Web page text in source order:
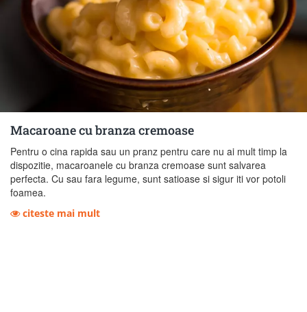
Macaroane cu branza cremoase
Pentru o cina rapida sau un pranz pentru care nu ai mult timp la
dispozitie, macaroanele cu branza cremoase sunt salvarea
perfecta. Cu sau fara legume, sunt satioase si sigur iti vor potoli
foamea.
citeste mai mult